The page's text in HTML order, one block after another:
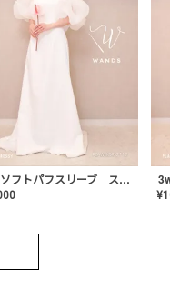
2way ソフトパフスリーブ スレンダードレス〈PD-WDOR-2112〉
¥